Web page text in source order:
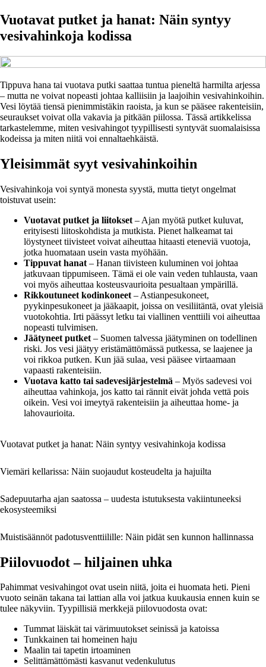
Vuotavat putket ja hanat: Näin syntyy
vesivahinkoja kodissa
Tippuva hana tai vuotava putki saattaa tuntua pieneltä harmilta arjessa
– mutta ne voivat nopeasti johtaa kalliisiin ja laajoihin vesivahinkoihin.
Vesi löytää tiensä pienimmistäkin raoista, ja kun se pääsee rakenteisiin,
seuraukset voivat olla vakavia ja pitkään piilossa. Tässä artikkelissa
tarkastelemme, miten vesivahingot tyypillisesti syntyvät suomalaisissa
kodeissa ja miten niitä voi ennaltaehkäistä.
Yleisimmät syyt vesivahinkoihin
Vesivahinkoja voi syntyä monesta syystä, mutta tietyt ongelmat
toistuvat usein:
Vuotavat putket ja liitokset – Ajan myötä putket kuluvat,
erityisesti liitoskohdista ja mutkista. Pienet halkeamat tai
löystyneet tiivisteet voivat aiheuttaa hitaasti eteneviä vuotoja,
jotka huomataan usein vasta myöhään.
Tippuvat hanat – Hanan tiivisteen kuluminen voi johtaa
jatkuvaan tippumiseen. Tämä ei ole vain veden tuhlausta, vaan
voi myös aiheuttaa kosteusvaurioita pesualtaan ympärillä.
Rikkoutuneet kodinkoneet – Astianpesukoneet,
pyykinpesukoneet ja jääkaapit, joissa on vesiliitäntä, ovat yleisiä
vuotokohtia. Irti päässyt letku tai viallinen venttiili voi aiheuttaa
nopeasti tulvimisen.
Jäätyneet putket – Suomen talvessa jäätyminen on todellinen
riski. Jos vesi jäätyy eristämättömässä putkessa, se laajenee ja
voi rikkoa putken. Kun jää sulaa, vesi pääsee virtaamaan
vapaasti rakenteisiin.
Vuotava katto tai sadevesijärjestelmä – Myös sadevesi voi
aiheuttaa vahinkoja, jos katto tai rännit eivät johda vettä pois
oikein. Vesi voi imeytyä rakenteisiin ja aiheuttaa home- ja
lahovaurioita.
Vuotavat putket ja hanat: Näin syntyy vesivahinkoja kodissa
Viemäri kellarissa: Näin suojaudut kosteudelta ja hajuilta
Sadepuutarha ajan saatossa – uudesta istutuksesta vakiintuneeksi
ekosysteemiksi
Muistisäännöt padotusventtiilille: Näin pidät sen kunnon hallinnassa
Piilovuodot – hiljainen uhka
Pahimmat vesivahingot ovat usein niitä, joita ei huomata heti. Pieni
vuoto seinän takana tai lattian alla voi jatkua kuukausia ennen kuin se
tulee näkyviin. Tyypillisiä merkkejä piilovuodosta ovat:
Tummat läiskät tai värimuutokset seinissä ja katoissa
Tunkkainen tai homeinen haju
Maalin tai tapetin irtoaminen
Selittämättömästi kasvanut vedenkulutus